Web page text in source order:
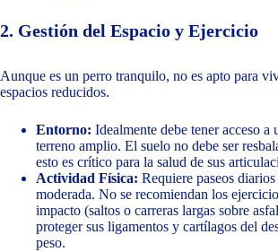
2. Gestión del Espacio y Ejercicio
Aunque es un perro tranquilo, no es apto para
espacios reducidos.
Entorno: Idealmente debe tener acceso a
terreno amplio. El suelo no debe ser
esto es crítico para la salud de sus
Actividad Física: Requiere paseos
moderada. No se recomiendan los
impacto (saltos o carreras largas sobre
proteger sus ligamentos y cartílagos del
peso.